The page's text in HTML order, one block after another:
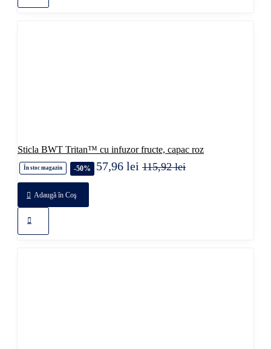
Sticla BWT Tritan™ cu infuzor fructe, capac roz
În stoc magazin -50% 57,96 lei 115,92 lei
Adaugă în Coş